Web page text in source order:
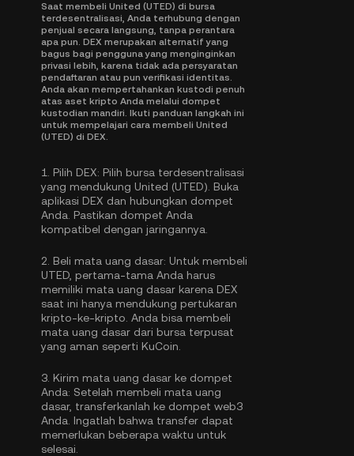
Saat membeli United (UTED) di bursa
terdesentralisasi, Anda terhubung dengan
penjual secara langsung, tanpa perantara
apa pun. DEX merupakan alternatif yang
bagus bagi pengguna yang menginginkan
privasi lebih, karena tidak ada persyaratan
pendaftaran atau pun verifikasi identitas.
Anda akan mempertahankan kustodi penuh
atas aset kripto Anda melalui dompet
kustodian mandiri. Ikuti panduan langkah ini
untuk mempelajari cara membeli United
(UTED) di DEX.
1. Pilih DEX: Pilih bursa terdesentralisasi
yang mendukung United (UTED). Buka
aplikasi DEX dan hubungkan dompet
Anda. Pastikan dompet Anda
kompatibel dengan jaringannya.
2. Beli mata uang dasar: Untuk membeli
UTED, pertama-tama Anda harus
memiliki mata uang dasar karena DEX
saat ini hanya mendukung pertukaran
kripto-ke-kripto. Anda bisa membeli
mata uang dasar dari bursa terpusat
yang aman seperti KuCoin.
3. Kirim mata uang dasar ke dompet
Anda: Setelah membeli mata uang
dasar, transferkanlah ke dompet web3
Anda. Ingatlah bahwa transfer dapat
memerlukan beberapa waktu untuk
selesai.